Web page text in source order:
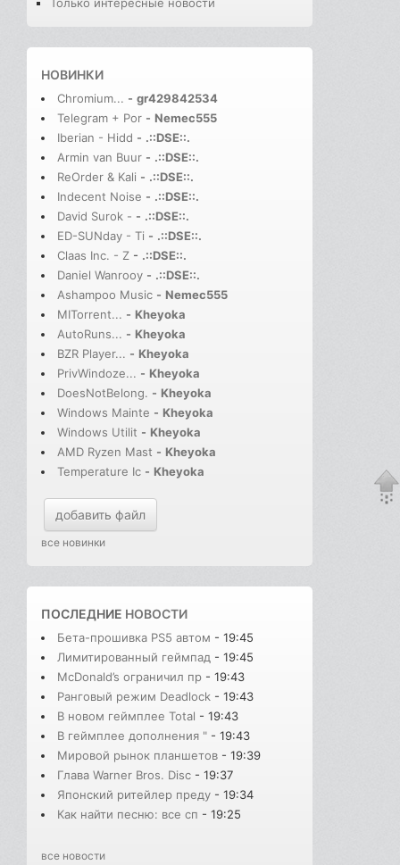
Только интересные новости
НОВИНКИ
Chromium... - gr429842534
Telegram + Por - Nemec555
Iberian - Hidd - .::DSE::.
Armin van Buur - .::DSE::.
ReOrder & Kali - .::DSE::.
Indecent Noise - .::DSE::.
David Surok - - .::DSE::.
ED-SUNday - Ti - .::DSE::.
Claas Inc. - Z - .::DSE::.
Daniel Wanrooy - .::DSE::.
Ashampoo Music - Nemec555
MITorrent... - Kheyoka
AutoRuns... - Kheyoka
BZR Player... - Kheyoka
PrivWindoze... - Kheyoka
DoesNotBelong. - Kheyoka
Windows Mainte - Kheyoka
Windows Utilit - Kheyoka
AMD Ryzen Mast - Kheyoka
Temperature Ic - Kheyoka
добавить файл
все новинки
ПОСЛЕДНИЕ НОВОСТИ
Бета-прошивка PS5 автом - 19:45
Лимитированный геймпад - 19:45
McDonald’s ограничил пр - 19:43
Ранговый режим Deadlock - 19:43
В новом геймплее Total - 19:43
В геймплее дополнения " - 19:43
Мировой рынок планшетов - 19:39
Глава Warner Bros. Disc - 19:37
Японский ритейлер преду - 19:34
Как найти песню: все сп - 19:25
все новости